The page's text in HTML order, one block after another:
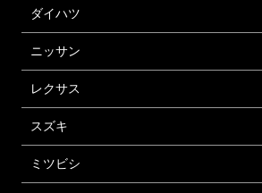
ダイハツ
ニッサン
レクサス
スズキ
ミツビシ